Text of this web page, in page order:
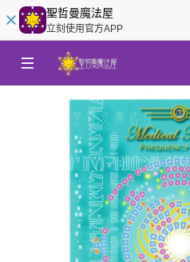
聖哲曼魔法屋
立刻使用官方APP